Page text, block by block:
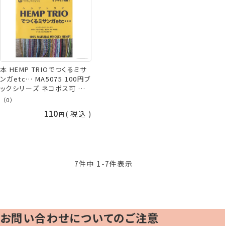
本 HEMP TRIOでつくるミサ
ンガetc… MA5075 100円ブ
ックシリーズ ネコポス可 メル
ヘンアート 手芸の山久
（0）
110 税込
7件中 1 -7件表示
お問い合わせについてのご注意